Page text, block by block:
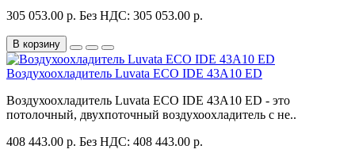
305 053.00 р. Без НДС: 305 053.00 р.
В корзину
Воздухоохладитель Luvata ECO IDE 43A10 ED
Воздухоохладитель Luvata ECO IDE 43A10 ED - это
потолочный, двухпоточный воздухоохладитель с не..
408 443.00 р. Без НДС: 408 443.00 р.